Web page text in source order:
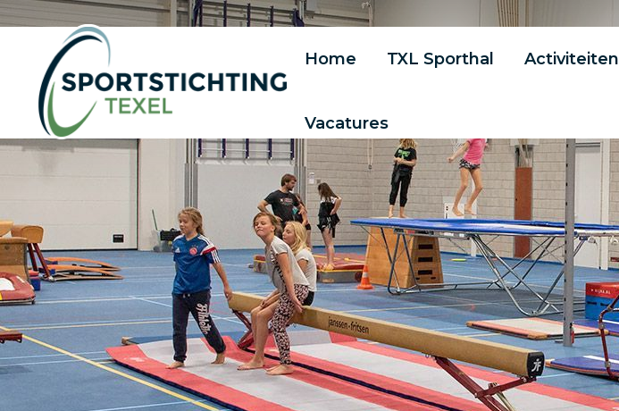
Home TXL Sporthal Activiteiten
Vacatures